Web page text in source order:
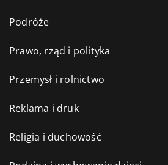
Podróże
Prawo, rząd i polityka
Przemysł i rolnictwo
Reklama i druk
Religia i duchowość